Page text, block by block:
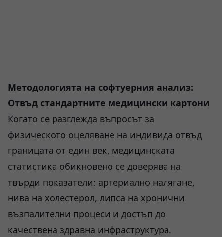
Методологията на софтуерния анализ:
Отвъд стандартните медицински картони
Когато се разглежда въпросът за
физическото оцеляване на индивида отвъд
границата от един век, медицинската
статистика обикновено се доверява на
твърди показатели: артериално налягане,
нива на холестерол, липса на хронични
възпалителни процеси и достъп до
качествена здравна инфраструктура.